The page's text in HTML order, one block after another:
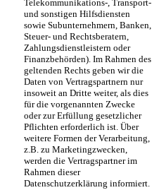
Telekommunikations-, Transport-
und sonstigen Hilfsdiensten
sowie Subunternehmern, Banken,
Steuer- und Rechtsberatern,
Zahlungsdienstleistern oder
Finanzbehörden). Im Rahmen des
geltenden Rechts geben wir die
Daten von Vertragspartnern nur
insoweit an Dritte weiter, als dies
für die vorgenannten Zwecke
oder zur Erfüllung gesetzlicher
Pflichten erforderlich ist. Über
weitere Formen der Verarbeitung,
z.B. zu Marketingzwecken,
werden die Vertragspartner im
Rahmen dieser
Datenschutzerklärung informiert.